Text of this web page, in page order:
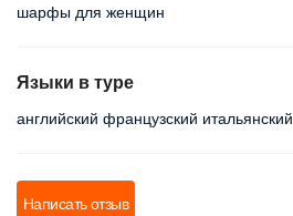
шарфы для женщин
Языки в туре
английский французский итальянский
Написать отзыв